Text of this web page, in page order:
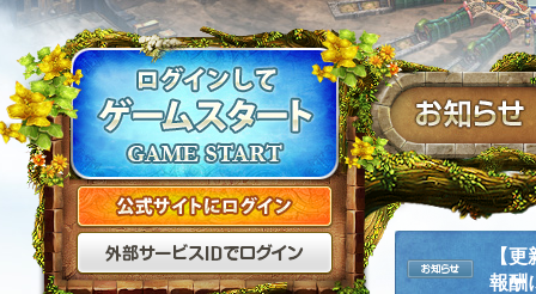
公式サイトにログイン
外部サービスIDでログ
【
報酬